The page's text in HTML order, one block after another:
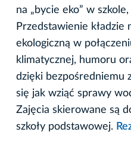
na „bycie eko” w
Przedstawienie kładzie
ekologiczną w
klimatycznej, humoru
dzięki bezpośredniemu
się jak wziąć sprawy
Zajęcia skierowane są
szkoły podstawowej.